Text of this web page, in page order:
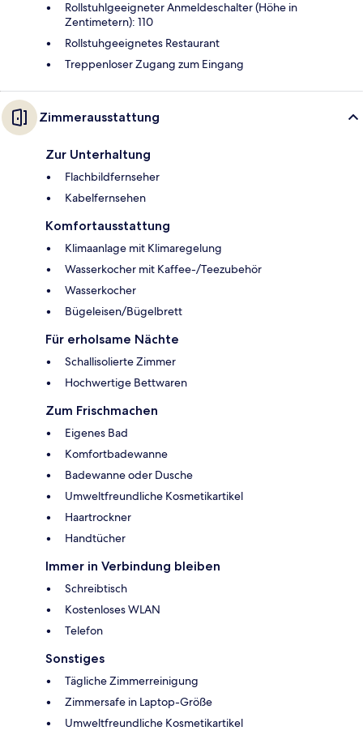
Rollstuhlgeeigneter Anmeldeschalter (Höhe in
Zentimetern): 110
Rollstuhgeeignetes Restaurant
Treppenloser Zugang zum Eingang
Zimmerausstattung
Zur Unterhaltung
Flachbildfernseher
Kabelfernsehen
Komfortausstattung
Klimaanlage mit Klimaregelung
Wasserkocher mit Kaffee-/Teezubehör
Wasserkocher
Bügeleisen/Bügelbrett
Für erholsame Nächte
Schallisolierte Zimmer
Hochwertige Bettwaren
Zum Frischmachen
Eigenes Bad
Komfortbadewanne
Badewanne oder Dusche
Umweltfreundliche Kosmetikartikel
Haartrockner
Handtücher
Immer in Verbindung bleiben
Schreibtisch
Kostenloses WLAN
Telefon
Sonstiges
Tägliche Zimmerreinigung
Zimmersafe in Laptop-Größe
Umweltfreundliche Kosmetikartikel